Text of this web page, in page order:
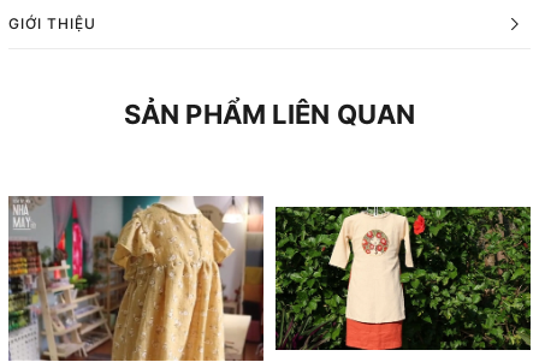
GIỚI THIỆU
SẢN PHẨM LIÊN QUAN